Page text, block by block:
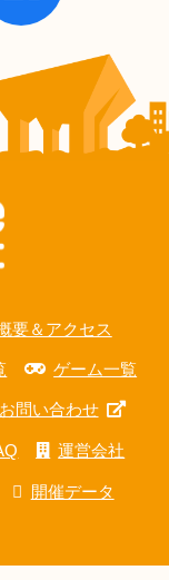
要＆アクセス
ゲーム一覧
お問い合わせ
運営会社
開催データ